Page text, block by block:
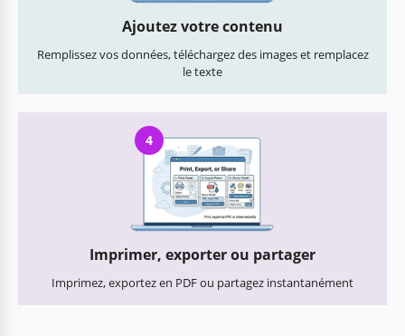
Ajoutez votre contenu
Remplissez vos données, téléchargez des images et remplacez
le texte
4
Imprimer, exporter ou partager
Imprimez, exportez en PDF ou partagez instantanément